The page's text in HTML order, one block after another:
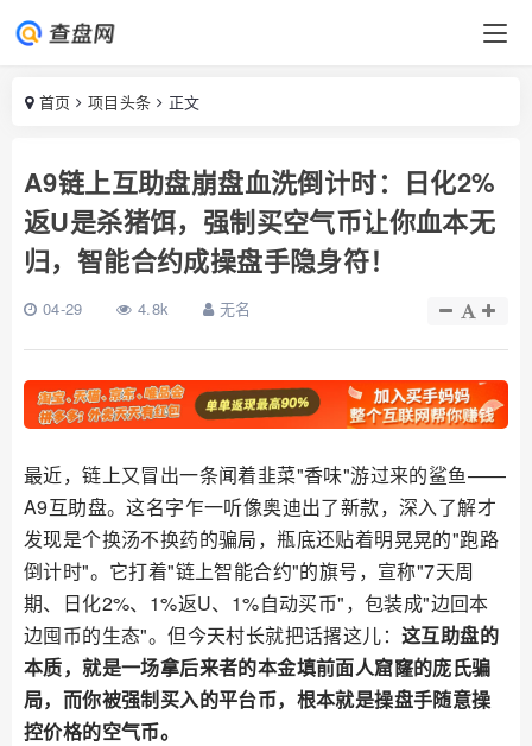
首页 项目头条 正文
A9链上互助盘崩盘血洗倒计时：日化2%
返U是杀猪饵，强制买空气币让你血本无
归，智能合约成操盘手隐身符！
04-29 4.8k 无名
最近，链上又冒出一条闻着韭菜"香味"游过来的鲨鱼——
A9互助盘。这名字乍一听像奥迪出了新款，深入了解才
发现是个换汤不换药的骗局，瓶底还贴着明晃晃的"跑路
倒计时"。它打着"链上智能合约"的旗号，宣称"7天周
期、日化2%、1%返U、1%自动买币"，包装成"边回本
边囤币的生态"。但今天村长就把话撂这儿： 这互助盘的
本质，就是一场拿后来者的本金填前面人窟窿的庞氏骗
局，而你被强制买入的平台币，根本就是操盘手随意操
控价格的空气币。